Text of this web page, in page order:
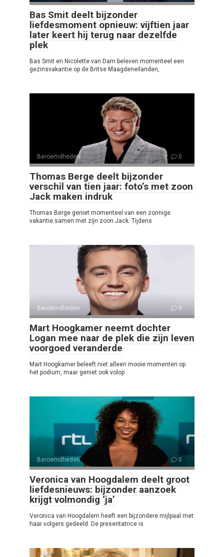
Bas Smit deelt bijzonder
liefdesmoment opnieuw: vijftien jaar
later keert hij terug naar dezelfde
plek
Bas Smit en Nicolette van Dam beleven momenteel een
gezinsvakantie op de Britse Maagdeneilanden,
Beroemdheden 0
Thomas Berge deelt bijzonder
verschil van tien jaar: foto’s met zoon
Jack maken indruk
Thomas Berge geniet momenteel van een zonnige
vakantie samen met zijn zoon Jack. Tijdens
Beroemdheden 0
Mart Hoogkamer neemt dochter
Logan mee naar de plek die zijn leven
voorgoed veranderde
Mart Hoogkamer beleeft niet alleen mooie momenten op
het podium, maar geniet ook volop
Beroemdheden 0
Veronica van Hoogdalem deelt groot
liefdesnieuws: bijzonder aanzoek
krijgt volmondig ‘ja’
Veronica van Hoogdalem heeft een bijzondere mijlpaal met
haar volgers gedeeld. De presentatrice is